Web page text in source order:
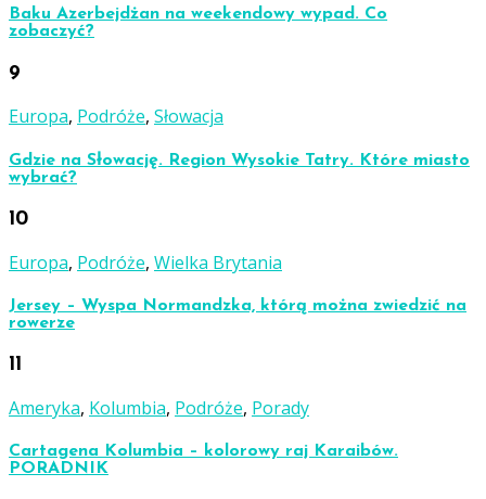
Baku Azerbejdżan na weekendowy wypad. Co
zobaczyć?
9
Europa, Podróże, Słowacja
Gdzie na Słowację. Region Wysokie Tatry. Które miasto
wybrać?
10
Europa, Podróże, Wielka Brytania
Jersey – Wyspa Normandzka, którą można zwiedzić na
rowerze
11
Ameryka, Kolumbia, Podróże, Porady
Cartagena Kolumbia – kolorowy raj Karaibów.
PORADNIK